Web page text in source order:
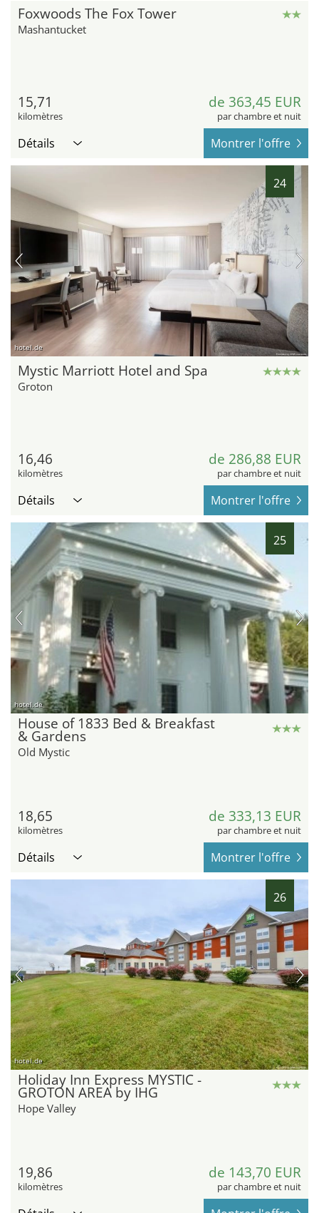
Foxwoods The Fox Tower
Mashantucket
15,71
kilomètres
de 363,45 EUR
par chambre et nuit
Détails Montrer l'offre
24
hotel.de
Mystic Marriott Hotel and Spa
Groton
16,46
kilomètres
de 286,88 EUR
par chambre et nuit
Détails Montrer l'offre
25
hotel.de
House of 1833 Bed & Breakfast
& Gardens
Old Mystic
18,65
kilomètres
de 333,13 EUR
par chambre et nuit
Détails Montrer l'offre
26
hotel.de
Holiday Inn Express MYSTIC -
GROTON AREA by IHG
Hope Valley
19,86
kilomètres
de 143,70 EUR
par chambre et nuit